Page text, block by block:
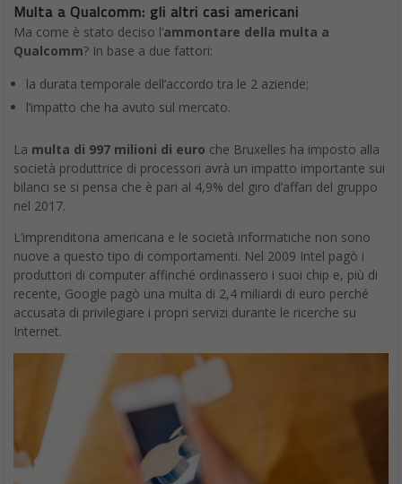
Multa a Qualcomm: gli altri casi americani
Ma come è stato deciso l’ammontare della multa a
Qualcomm? In base a due fattori:
la durata temporale dell’accordo tra le 2 aziende;
l’impatto che ha avuto sul mercato.
La multa di 997 milioni di euro che Bruxelles ha imposto alla
società produttrice di processori avrà un impatto importante sui
bilanci se si pensa che è pari al 4,9% del giro d’affari del gruppo
nel 2017.
L’imprenditoria americana e le società informatiche non sono
nuove a questo tipo di comportamenti. Nel 2009 Intel pagò i
produttori di computer affinché ordinassero i suoi chip e, più di
recente, Google pagò una multa di 2,4 miliardi di euro perché
accusata di privilegiare i propri servizi durante le ricerche su
Internet.